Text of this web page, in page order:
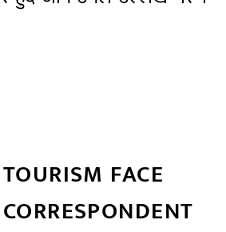
TOURISM FACE
CORRESPONDENT